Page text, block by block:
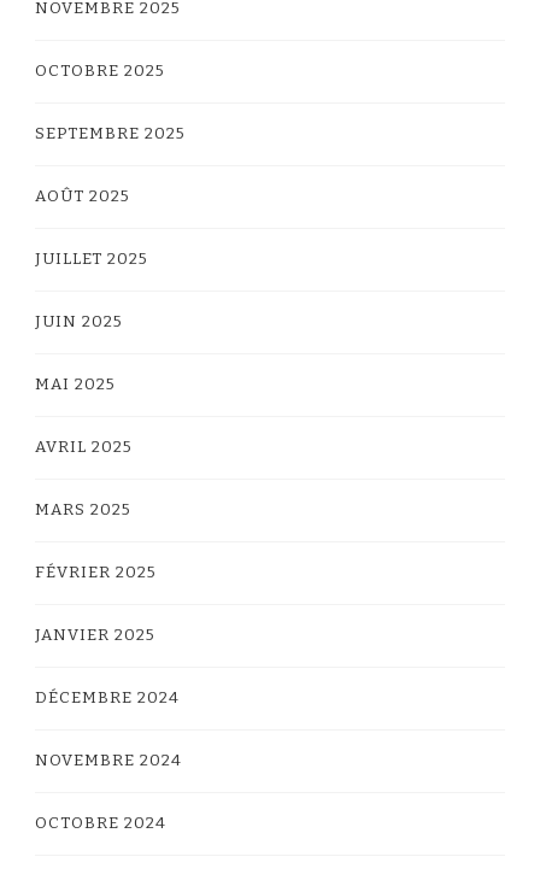
NOVEMBRE 2025
OCTOBRE 2025
SEPTEMBRE 2025
AOÛT 2025
JUILLET 2025
JUIN 2025
MAI 2025
AVRIL 2025
MARS 2025
FÉVRIER 2025
JANVIER 2025
DÉCEMBRE 2024
NOVEMBRE 2024
OCTOBRE 2024